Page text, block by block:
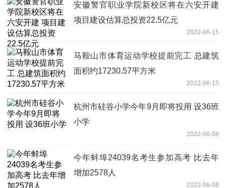
安徽警官职业学院新校区将在六安开建
项目建设估算总投资22.5亿元
2022-06-15
马鞍山市体育运动学校提前完工 总建筑
面积约17230.57平方米
2022-06-15
杭州市硅谷小学今年9月即将投用 设36班
小学
2022-06-08
今年蚌埠24039名考生参加高考 比去年
增加2578人
2022-06-08